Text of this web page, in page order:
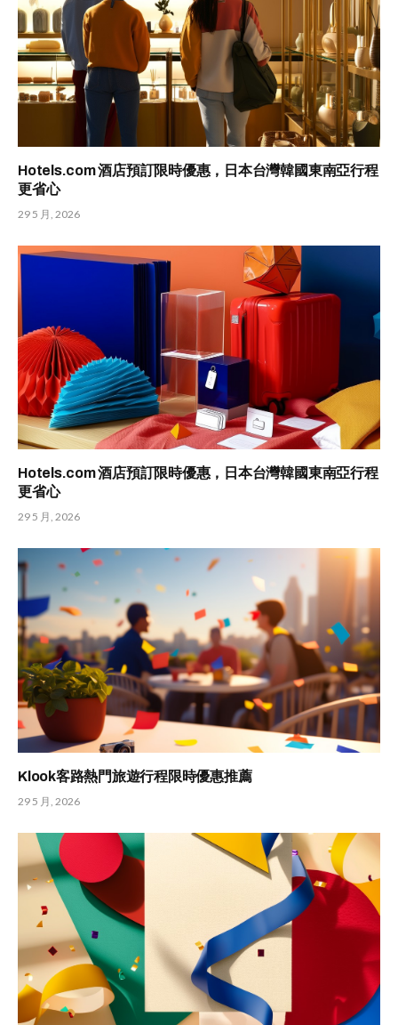
Hotels.com 酒店預訂限時優惠，日本台灣韓國東南亞行程
更省心
29 5 月, 2026
Hotels.com 酒店預訂限時優惠，日本台灣韓國東南亞行程
更省心
29 5 月, 2026
Klook客路熱門旅遊行程限時優惠推薦
29 5 月, 2026